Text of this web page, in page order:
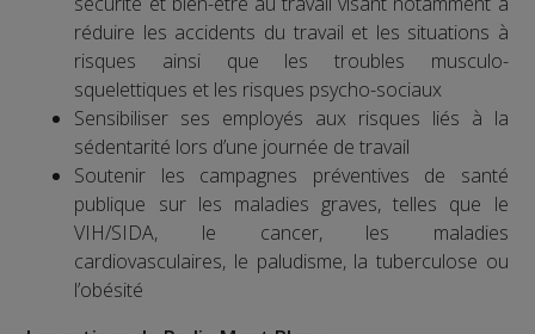
réduire les accidents du travail et les situations à
risques ainsi que les troubles musculo-
squelettiques et les risques psycho-sociaux
Sensibiliser ses employés aux risques liés à la
sédentarité lors d’une journée de travail
Soutenir les campagnes préventives de santé
publique sur les maladies graves, telles que le
VIH/SIDA, le cancer, les maladies
cardiovasculaires, le paludisme, la tuberculose ou
l’obésité